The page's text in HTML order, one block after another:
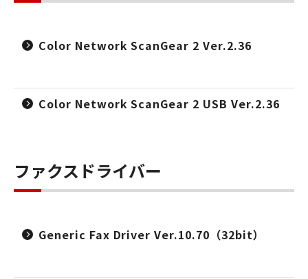
Color Network ScanGear 2 Ver.2.36
Color Network ScanGear 2 USB Ver.2.36
ファクスドライバー
Generic Fax Driver Ver.10.70（32bit）